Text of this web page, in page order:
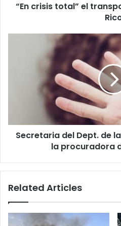
“En crisis total” el
la
procuradora
Secretaria del Dept. de
la procuradora
Related Articles